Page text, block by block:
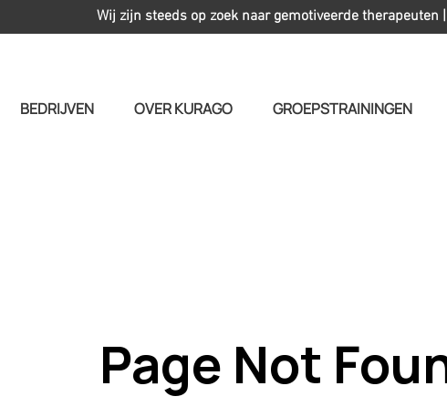
Wij zijn steeds op zoek naar gemotiveerde therapeuten |
BEDRIJVEN OVER KURAGO GROEPSTRAININGEN
Page Not